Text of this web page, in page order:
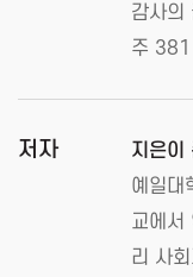
감사
주 381
저자
지은
예일대
교에서
리 사